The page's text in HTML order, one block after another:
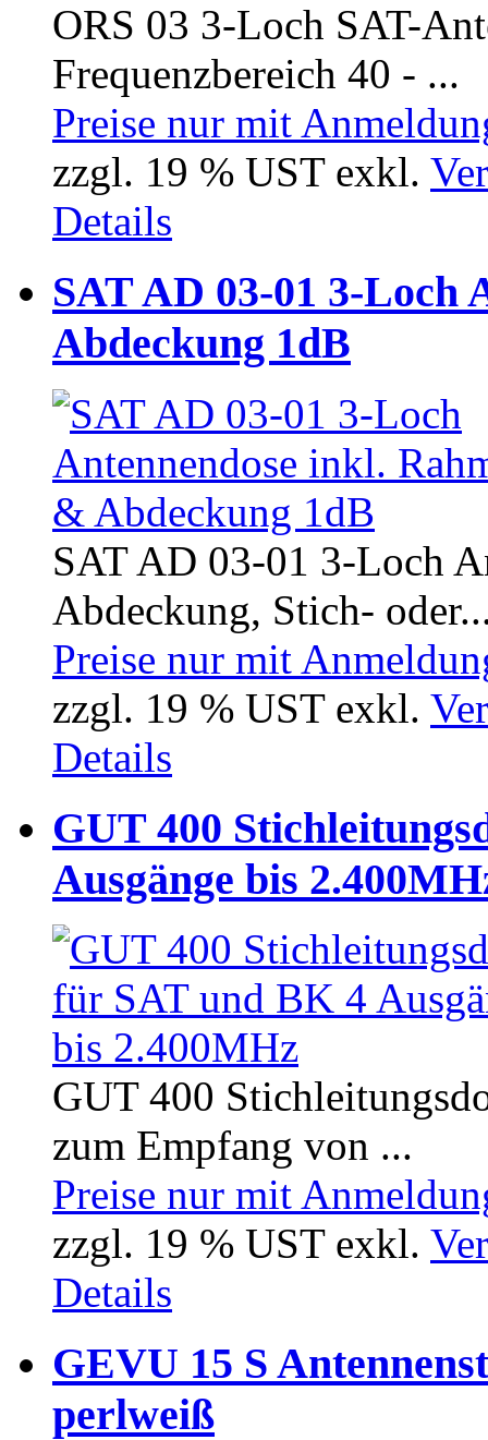
ORS 03 3-Loch SAT-
Frequenzbereich 40 - ...
Preise nur mit
zzgl. 19 % UST exkl.
Details
SAT AD 03-01 3-Loch
Abdeckung 1dB
SAT AD 03-01 3-Loch
Abdeckung, Stich-
Preise nur mit
zzgl. 19 % UST exkl.
Details
GUT 400
Ausgänge bis
GUT 400
zum Empfang von ...
Preise nur mit
zzgl. 19 % UST exkl.
Details
GEVU 15 S
perlweiß